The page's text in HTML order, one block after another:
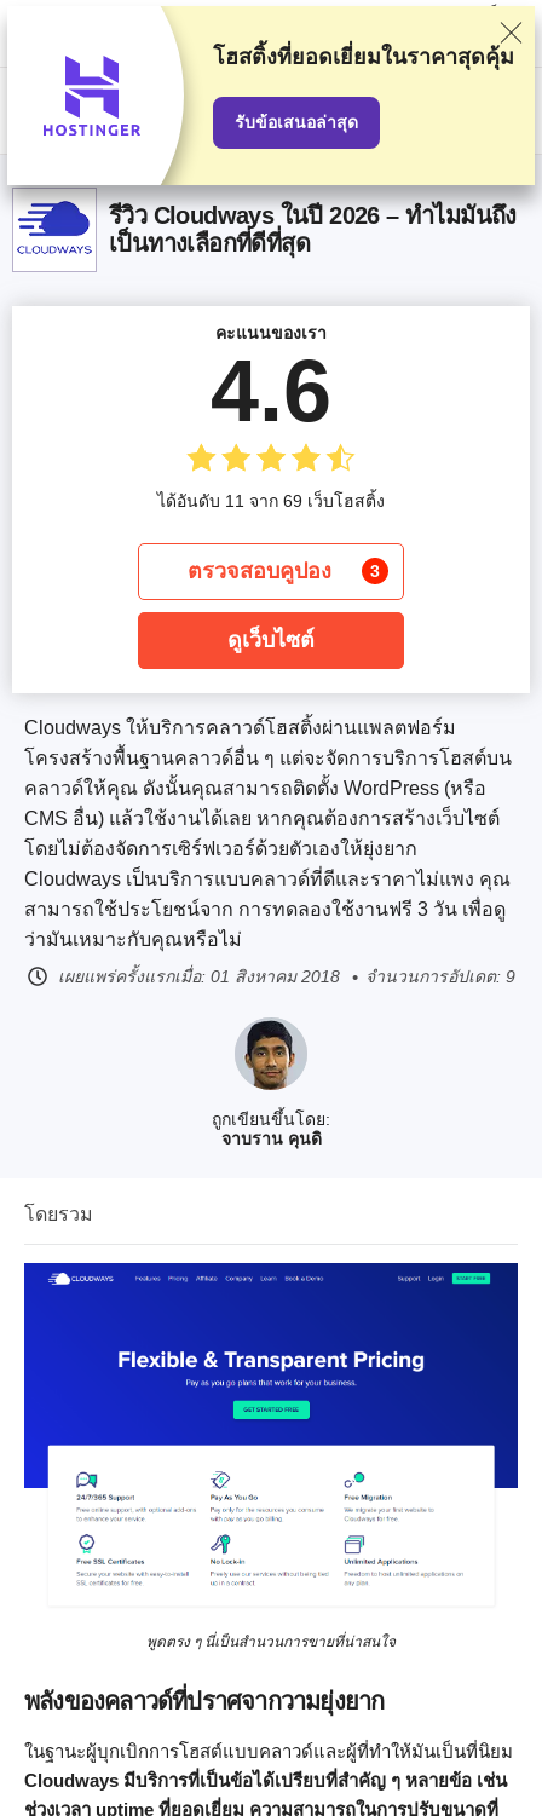
พวกเราจัดอันดับผู้ให้บริการตามการทดสอบและค้นคว้าอย่างเข้มงวด แต่ก็จะมี
การคำนึงถึงความคิดเห็นของคุณและข้อตกลงเชิงพาณิชย์ของเรากับผู้ให้
บริการด้วย หน้านี้มีลิงก์ affiliateการเปิดเผยข้อมูลการโฆษณา
รีวิว Cloudways ในปี 2026 – ทำไมมันถึง
เป็นทางเลือกที่ดีที่สุด
ถูกเขียนขึ้นโดย:
จาบราน คุนดิ
Cloudways ให้บริการคลาวด์โฮสติ้งผ่านแพลตฟอร์ม
โครงสร้างพื้นฐานคลาวด์อื่น ๆ แต่จะจัดการบริการโฮสต์บน
คลาวด์ให้คุณ ดังนั้นคุณสามารถติดตั้ง WordPress (หรือ
CMS อื่น) แล้วใช้งานได้เลย หากคุณต้องการสร้างเว็บไซต์
โดยไม่ต้องจัดการเซิร์ฟเวอร์ด้วยตัวเองให้ยุ่งยาก
Cloudways เป็นบริการแบบคลาวด์ที่ดีและราคาไม่แพง คุณ
สามารถใช้ประโยชน์จาก การทดลองใช้งานฟรี 3 วัน เพื่อดู
ว่ามันเหมาะกับคุณหรือไม่
เผยแพร่ครั้งแรกเมื่อ: 01 สิงหาคม 2018 จำนวนการอัปเดต: 9
คะแนนของเรา
4.6
ได้อันดับ 11 จาก 69 เว็บโฮสติ้ง
ตรวจสอบคูปอง 3
ดูเว็บไซต์
โดยรวม
พูดตรง ๆ นี่เป็นสำนวนการขายที่น่าสนใจ
พลังของคลาวด์ที่ปราศจากวามยุ่งยาก
ในฐานะผู้บุกเบิกการโฮสต์แบบคลาวด์และผู้ที่ทำให้มันเป็นที่นิยม
Cloudways มีบริการที่เป็นข้อได้เปรียบที่สำคัญ ๆ หลายข้อ เช่น
ช่วงเวลา uptime ที่ยอดเยี่ยม ความสามารถในการปรับขนาดที่
โฮสติ้งที่ยอดเยี่ยมในราคาสุดคุ้ม
รับข้อเสนอล่าสุด